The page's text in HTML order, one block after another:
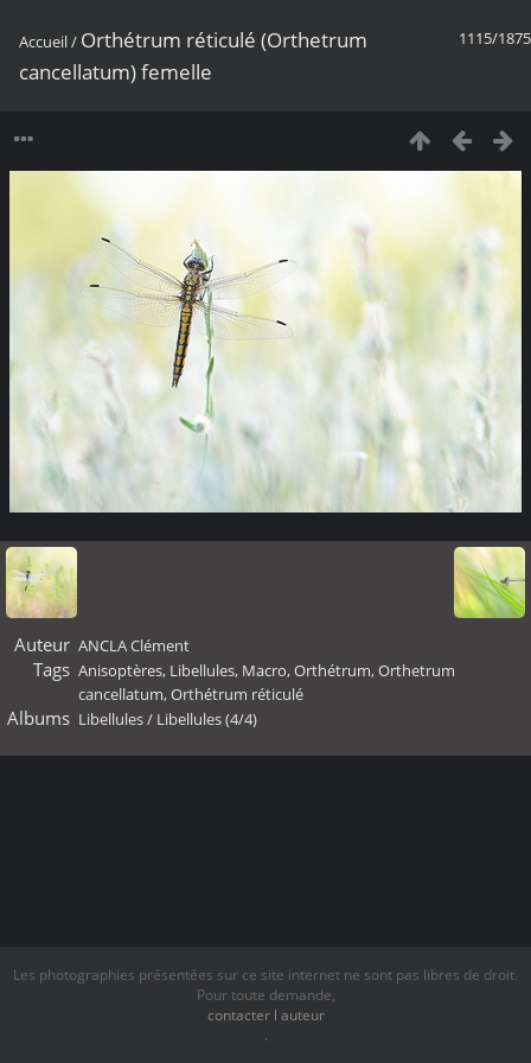
1115/1875
Accueil/ Orthétrum réticulé (Orthetrum
cancellatum) femelle
Auteur ANCLA Clément
Tags Anisoptères, Libellules, Macro,Orthétrum,Orthetrum
cancellatum,Orthétrum réticulé
Albums Libellules/ Libellules (4/4)
Les photographies présentées sur ce site internet ne sont pas libres de droit.
Pour toute demande,
contacter l auteur
.